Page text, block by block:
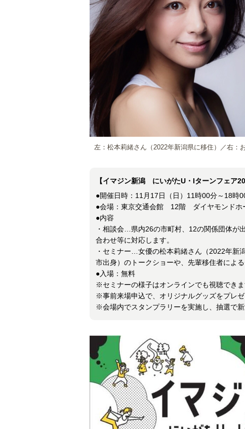
左：松本莉緒さん（2022年新潟県に移住）／右：
【イマジン新潟 にいがたU・Iターンフェア
●開催日時：11月17日（日）11時00分～18時
●会場：東京交通会館 12階 ダイヤモンドホ
●内容
・相談会…県内26の市町村、12の関係団体が
合わせ等に対応します。
・セミナー…女優の松本莉緒さん（2022年新
市出身）のトークショーや、先輩移住者によ
●入場：無料
※セミナーの様子はオンラインでも視聴できま
※事前来場申込で、オリジナルグッズをプレゼ
※会場内でスタンプラリーを実施し、抽選で